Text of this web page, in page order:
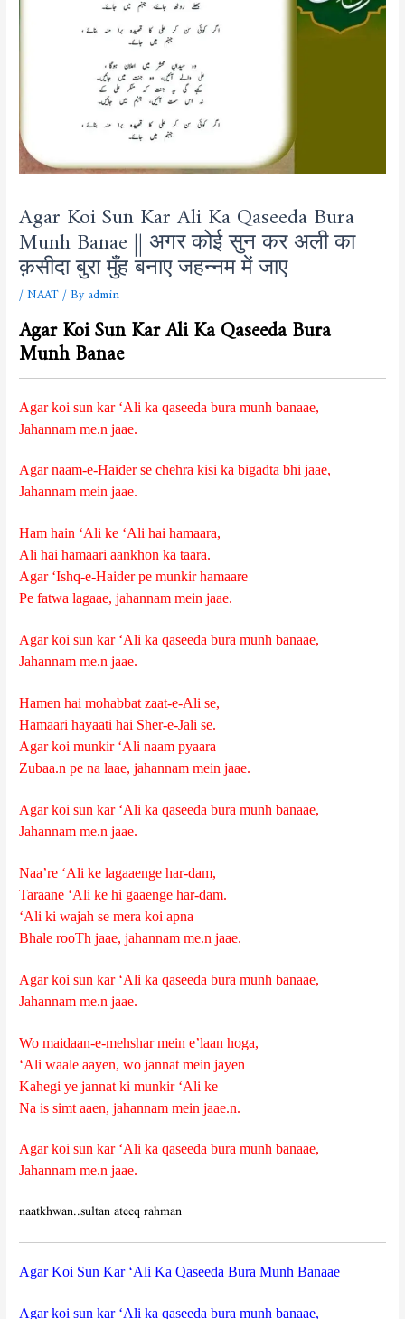
Agar Koi Sun Kar Ali Ka Qaseeda Bura
Munh Banae || अगर कोई सुन कर अली का
क़सीदा बुरा मुँह बनाए जहन्नम में जाए
/NAAT/ Byadmin
Agar Koi Sun Kar Ali Ka Qaseeda Bura
Munh Banae
Agar koi sun kar ‘Ali ka qaseeda bura munh banaae,
Jahannam me.n jaae.
Agar naam-e-Haider se chehra kisi ka bigadta bhi jaae,
Jahannam mein jaae.
Ham hain ‘Ali ke ‘Ali hai hamaara,
Ali hai hamaari aankhon ka taara.
Agar ‘Ishq-e-Haider pe munkir hamaare
Pe fatwa lagaae, jahannam mein jaae.
Agar koi sun kar ‘Ali ka qaseeda bura munh banaae,
Jahannam me.n jaae.
Hamen hai mohabbat zaat-e-Ali se,
Hamaari hayaati hai Sher-e-Jali se.
Agar koi munkir ‘Ali naam pyaara
Zubaa.n pe na laae, jahannam mein jaae.
Agar koi sun kar ‘Ali ka qaseeda bura munh banaae,
Jahannam me.n jaae.
Naa’re ‘Ali ke lagaaenge har-dam,
Taraane ‘Ali ke hi gaaenge har-dam.
‘Ali ki wajah se mera koi apna
Bhale rooTh jaae, jahannam me.n jaae.
Agar koi sun kar ‘Ali ka qaseeda bura munh banaae,
Jahannam me.n jaae.
Wo maidaan-e-mehshar mein e’laan hoga,
‘Ali waale aayen, wo jannat mein jayen
Kahegi ye jannat ki munkir ‘Ali ke
Na is simt aaen, jahannam mein jaae.n.
Agar koi sun kar ‘Ali ka qaseeda bura munh banaae,
Jahannam me.n jaae.
naatkhwan..sultan ateeq rahman
Agar Koi Sun Kar ‘Ali Ka Qaseeda Bura Munh Banaae
Agar koi sun kar ‘Ali ka qaseeda bura munh banaae,